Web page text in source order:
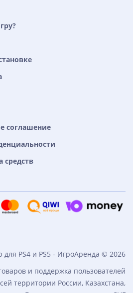
соглашение
средств
для PS4 и PS5 - ИгроАренда © 2026
и поддержка пользователей
территории России, Казахстана,